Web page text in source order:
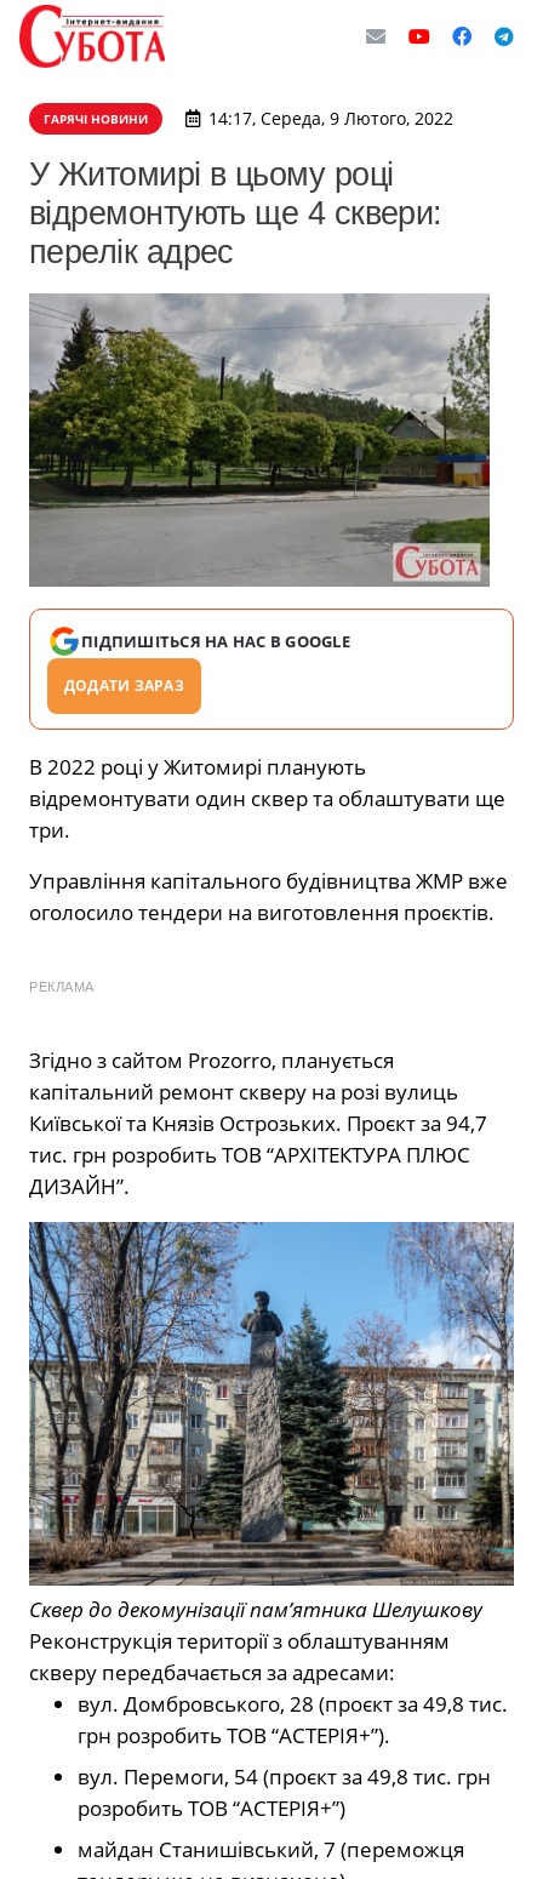
ГАРЯЧІ НОВИНИ 14:17, Середа, 9 Лютого, 2022
У Житомирі в цьому році
відремонтують ще 4 сквери:
перелік адрес
ПІДПИШІТЬСЯ НА НАС В GOOGLE
ДОДАТИ ЗАРАЗ
В 2022 році у Житомирі планують
відремонтувати один сквер та облаштувати ще
три.
Управління капітального будівництва ЖМР вже
оголосило тендери на виготовлення проєктів.
РЕКЛАМА
Згідно з сайтом Prozorro, планується
капітальний ремонт скверу на розі вулиць
Київської та Князів Острозьких. Проєкт за 94,7
тис. грн розробить ТОВ “АРХІТЕКТУРА ПЛЮС
ДИЗАЙН”.
Сквер до декомунізації пам’ятника Шелушкову
Реконструкція території з облаштуванням
скверу передбачається за адресами:
вул. Домбровського, 28 (проєкт за 49,8 тис.
грн розробить ТОВ “АСТЕРІЯ+”).
вул. Перемоги, 54 (проєкт за 49,8 тис. грн
розробить ТОВ “АСТЕРІЯ+”)
майдан Станишівський, 7 (переможця